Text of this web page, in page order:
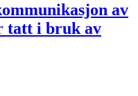
av
tatt i bruk av